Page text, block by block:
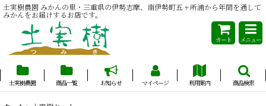
土実樹農園 みかんの里・三重県の伊勢志摩、南伊勢町五ヶ所浦から年間を通して
みかんをお届けするお店です。
カート メニュー
土実樹農園 商品一覧 お知らせ マイページ 利用案内 商品検索